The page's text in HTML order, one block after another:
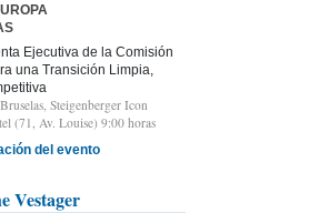
Ejecutiva de la Comisión
una Transición Limpia,
Steigenberger Icon
(71, Av. Louise) 9:00 horas
del evento
Vestager